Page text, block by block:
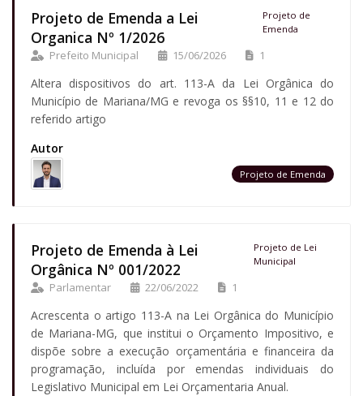
Projeto de Emenda a Lei
Organica Nº 1/2026
Projeto de
Emenda
Prefeito Municipal 15/06/2026 1
Altera dispositivos do art. 113-A da Lei Orgânica do
Município de Mariana/MG e revoga os §§10, 11 e 12 do
referido artigo
Autor
Projeto de Emenda
Projeto de Emenda à Lei
Orgânica Nº 001/2022
Projeto de Lei
Municipal
Parlamentar 22/06/2022 1
Acrescenta o artigo 113-A na Lei Orgânica do Município
de Mariana-MG, que institui o Orçamento Impositivo, e
dispõe sobre a execução orçamentária e financeira da
programação, incluída por emendas individuais do
Legislativo Municipal em Lei Orçamentaria Anual.